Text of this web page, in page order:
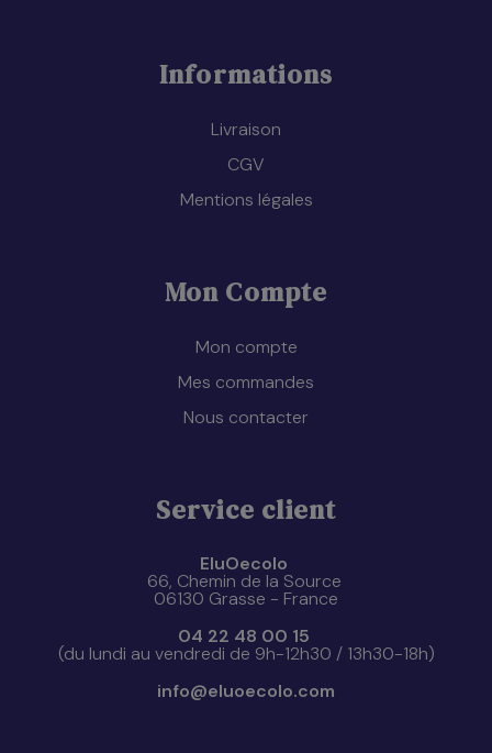
Informations
Livraison
CGV
Mentions légales
Mon Compte
Mon compte
Mes commandes
Nous contacter
Service client
EluOecolo
66, Chemin de la Source
06130 Grasse - France
04 22 48 00 15
(du lundi au vendredi de 9h-12h30 / 13h30-18h)
info@eluoecolo.com